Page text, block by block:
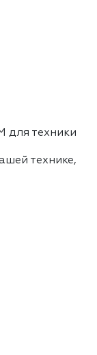
для техники
технике,